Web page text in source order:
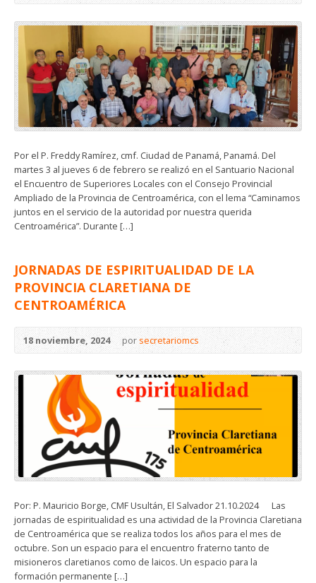
Por el P. Freddy Ramírez, cmf. Ciudad de Panamá, Panamá. Del
martes 3 al jueves 6 de febrero se realizó en el Santuario Nacional
el Encuentro de Superiores Locales con el Consejo Provincial
Ampliado de la Provincia de Centroamérica, con el lema “Caminamos
juntos en el servicio de la autoridad por nuestra querida
Centroamérica”. Durante […]
JORNADAS DE ESPIRITUALIDAD DE LA
PROVINCIA CLARETIANA DE
CENTROAMÉRICA
18 noviembre, 2024 porsecretariomcs
Por: P. Mauricio Borge, CMF Usultán, El Salvador 21.10.2024 Las
jornadas de espiritualidad es una actividad de la Provincia Claretiana
de Centroamérica que se realiza todos los años para el mes de
octubre. Son un espacio para el encuentro fraterno tanto de
misioneros claretianos como de laicos. Un espacio para la
formación permanente […]